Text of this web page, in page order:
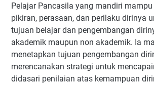
Pelajar Pancasila yang mandiri
pikiran, perasaan, dan perilaku dirinya
tujuan belajar dan pengembangan
akademik maupun non akademik. Ia
menetapkan tujuan pengembangan
merencanakan strategi untuk
didasari penilaian atas kemampuan